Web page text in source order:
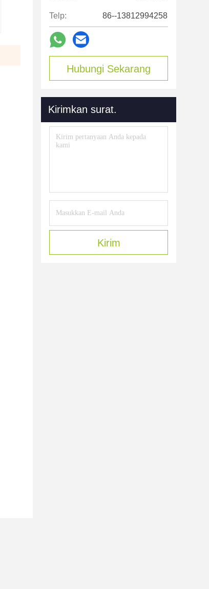
Telp: 86--13812994258
Hubungi Sekarang
Kirimkan surat.
Kirim